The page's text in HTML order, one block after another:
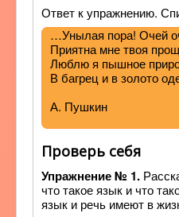
Ответ к упражнению.
…Унылая пора! Очей
Приятна мне твоя
Люблю я пышное
В багрец и в золото
А. Пушкин
Проверь себя
Упражнение № 1.
что такое язык и что
язык и речь имеют в